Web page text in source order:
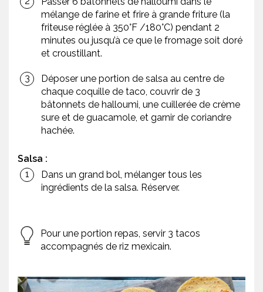
mélange de farine et frire à grande friture (la
friteuse réglée à 350°F /180°C) pendant 2
minutes ou jusqu’à ce que le fromage soit doré
et croustillant.
Déposer une portion de salsa au centre de
chaque coquille de taco, couvrir de 3
bâtonnets de halloumi, une cuillerée de crème
sure et de guacamole, et garnir de coriandre
hachée.
Salsa :
Dans un grand bol, mélanger tous les
ingrédients de la salsa. Réserver.
Pour une portion repas, servir 3 tacos
accompagnés de riz mexicain.